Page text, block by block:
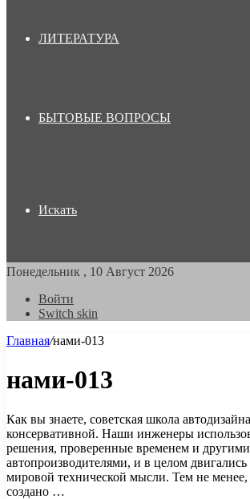
ЛИТЕРАТУРА
БЫТОВЫЕ ВОПРОСЫ
Искать
Понедельник , 10 Август 2026
Войти
Switch skin
Главная/нами-013
нами-013
Как вы знаете, советская школа
консервативной. Наши инженеры
решения, проверенные временем и другими
автопроизводителями, и в целом двигались
мировой технической мысли. Тем не
создано …